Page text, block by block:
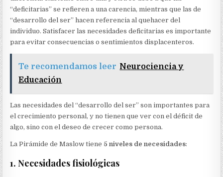
“deficitarias” se refieren a una carencia, mientras que las de
“desarrollo del ser” hacen referencia al quehacer del
individuo. Satisfacer las necesidades deficitarias es importante
para evitar consecuencias o sentimientos displacenteros.
Te recomendamos leer Neurociencia y
Educación
Las necesidades del “desarrollo del ser” son importantes para
el crecimiento personal, y no tienen que ver con el déficit de
algo, sino con el deseo de crecer como persona.
La Pirámide de Maslow tiene 5 niveles de necesidades:
1. Necesidades fisiológicas